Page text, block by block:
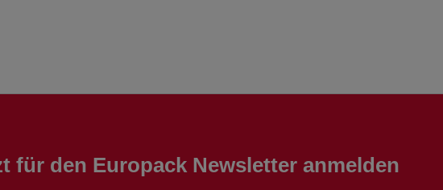
für den Europack Newsletter anmelden